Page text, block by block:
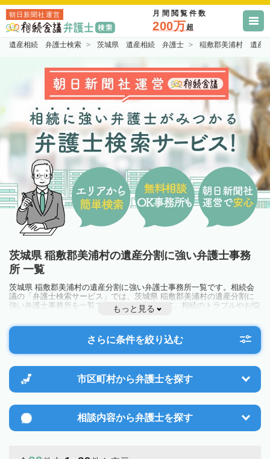
朝日新聞社運営 月間閲覧件数
200万超
遺産相続 弁護士検索 茨城県 遺産相続 弁護士 稲敷郡美浦村 遺産
茨城県 稲敷郡美浦村の遺産分割に強い弁護士事務
所 一覧
茨城県 稲敷郡美浦村の遺産分割に強い弁護士事務所一覧です。相続会
議の「弁護士検索サービス」では、茨城県 稲敷郡美浦村の遺産分割に
強い弁護士事務所を一覧で見ることが出来ます。相続のトラブルやお悩
みを抱えている方は一度近隣の弁護士に相談してみましょう。
もっと見る
さらに条件を絞り込む
市区町村から弁護士を探す
相談内容から弁護士を探す